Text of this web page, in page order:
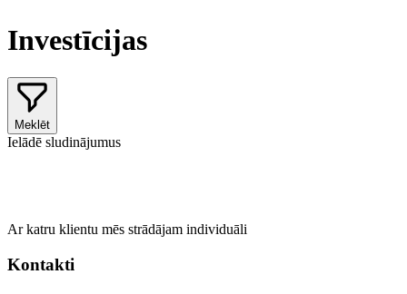
Investīcijas
Meklēt
Ielādē sludinājumus
Ar katru klientu mēs strādājam individuāli
Kontakti